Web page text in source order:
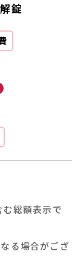
錠
総額表示で
る場合がござ